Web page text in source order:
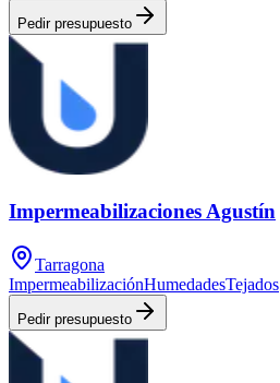
Pedir presupuesto
Impermeabilizaciones Agustín
Tarragona
ImpermeabilizaciónHumedadesTejados
Pedir presupuesto